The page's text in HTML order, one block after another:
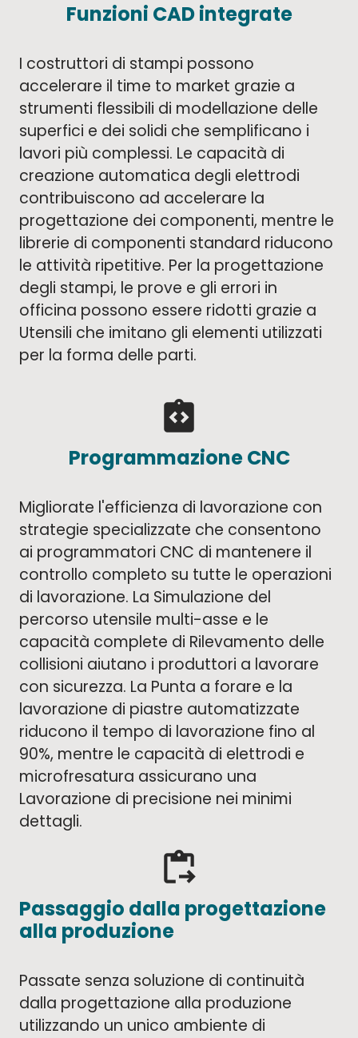
Funzioni CAD integrate
I costruttori di stampi possono
accelerare il time to market grazie a
strumenti flessibili di modellazione delle
superfici e dei solidi che semplificano i
lavori più complessi. Le capacità di
creazione automatica degli elettrodi
contribuiscono ad accelerare la
progettazione dei componenti, mentre le
librerie di componenti standard riducono
le attività ripetitive. Per la progettazione
degli stampi, le prove e gli errori in
officina possono essere ridotti grazie a
Utensili che imitano gli elementi utilizzati
per la forma delle parti.
integration_instructions
Programmazione CNC
Migliorate l'efficienza di lavorazione con
strategie specializzate che consentono
ai programmatori CNC di mantenere il
controllo completo su tutte le operazioni
di lavorazione. La Simulazione del
percorso utensile multi-asse e le
capacità complete di Rilevamento delle
collisioni aiutano i produttori a lavorare
con sicurezza. La Punta a forare e la
lavorazione di piastre automatizzate
riducono il tempo di lavorazione fino al
90%, mentre le capacità di elettrodi e
microfresatura assicurano una
Lavorazione di precisione nei minimi
dettagli.
content_paste_go
Passaggio dalla progettazione
alla produzione
Passate senza soluzione di continuità
dalla progettazione alla produzione
utilizzando un unico ambiente di